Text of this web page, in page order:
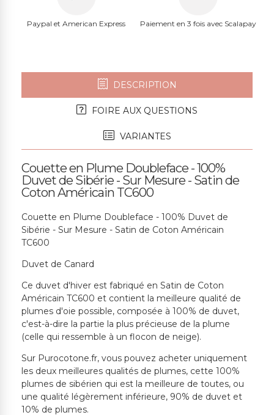
Paypal et American Express Paiement en 3 fois avec Scalapay
DESCRIPTION
FOIRE AUX QUESTIONS
VARIANTES
Couette en Plume Doubleface - 100%
Duvet de Sibérie - Sur Mesure - Satin de
Coton Américain TC600
Couette en Plume Doubleface - 100% Duvet de
Sibérie - Sur Mesure - Satin de Coton Américain
TC600
Duvet de Canard
Ce duvet d'hiver est fabriqué en Satin de Coton
Américain TC600 et contient la meilleure qualité de
plumes d'oie possible, composée à 100% de duvet,
c'est-à-dire la partie la plus précieuse de la plume
(celle qui ressemble à un flocon de neige).
Sur Purocotone.fr, vous pouvez acheter uniquement
les deux meilleures qualités de plumes, cette 100%
plumes de sibérien qui est la meilleure de toutes, ou
une qualité légèrement inférieure, 90% de duvet et
10% de plumes.